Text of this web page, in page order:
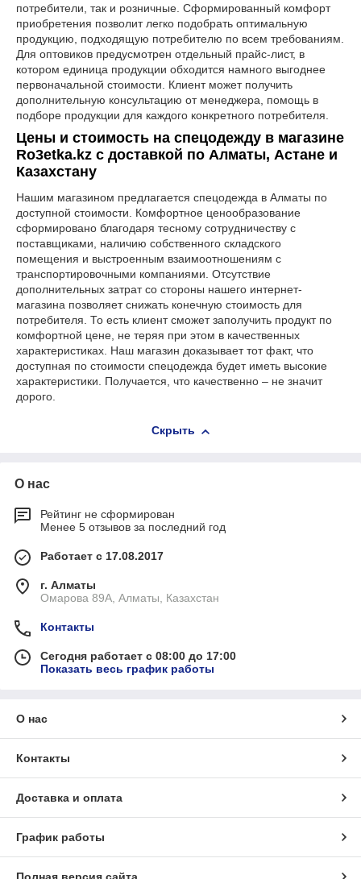
потребители, так и розничные. Сформированный комфорт
приобретения позволит легко подобрать оптимальную
продукцию, подходящую потребителю по всем требованиям.
Для оптовиков предусмотрен отдельный прайс-лист, в
котором единица продукции обходится намного выгоднее
первоначальной стоимости. Клиент может получить
дополнительную консультацию от менеджера, помощь в
подборе продукции для каждого конкретного потребителя.
Цены и стоимость на спецодежду в магазине
Ro3etka.kz с доставкой по Алматы, Астане и
Казахстану
Нашим магазином предлагается спецодежда в Алматы по
доступной стоимости. Комфортное ценообразование
сформировано благодаря тесному сотрудничеству с
поставщиками, наличию собственного складского
помещения и выстроенным взаимоотношениям с
транспортировочными компаниями. Отсутствие
дополнительных затрат со стороны нашего интернет-
магазина позволяет снижать конечную стоимость для
потребителя. То есть клиент сможет заполучить продукт по
комфортной цене, не теряя при этом в качественных
характеристиках. Наш магазин доказывает тот факт, что
доступная по стоимости спецодежда будет иметь высокие
характеристики. Получается, что качественно – не значит
дорого.
Скрыть
О нас
Рейтинг не сформирован
Менее 5 отзывов за последний год
Работает с 17.08.2017
г. Алматы
Омарова 89А, Алматы, Казахстан
Контакты
Сегодня работает с 08:00 до 17:00
Показать весь график работы
О нас
Контакты
Доставка и оплата
График работы